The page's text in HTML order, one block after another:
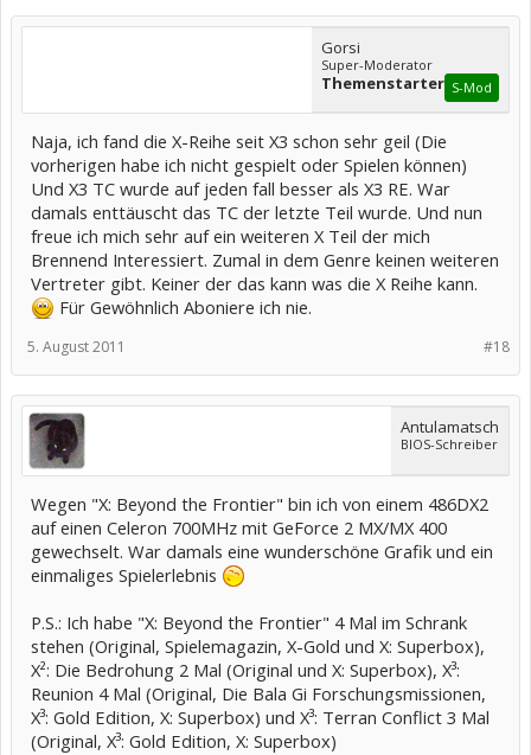
Und das alles ist natürlich nur ein einziges Beispiel. Die gesamte
Ökonomie funktioniert auf diese Weise. Du kannst physisch sehen,
was gerade passiert, und Du kannst mit diesen Modulen
interagieren. Analysiere die Produktion, sabotiere Deine
Konkurrenz oder sieh einfach mal nach, was eine konkurrierende
Gorsi
Super-Moderator
Themenstarter S-Mod
Naja, ich fand die X-Reihe seit X3 schon sehr geil (Die
vorherigen habe ich nicht gespielt oder Spielen können)
Und X3 TC wurde auf jeden fall besser als X3 RE. War
damals enttäuscht das TC der letzte Teil wurde. Und nun
freue ich mich sehr auf ein weiteren X Teil der mich
Brennend Interessiert. Zumal in dem Genre keinen weiteren
Vertreter gibt. Keiner der das kann was die X Reihe kann.
Für Gewöhnlich Aboniere ich nie.
#18
5. August 2011
Antulamatsch
BIOS-Schreiber
Wegen "X: Beyond the Frontier" bin ich von einem 486DX2
auf einen Celeron 700MHz mit GeForce 2 MX/MX 400
gewechselt. War damals eine wunderschöne Grafik und ein
einmaliges Spielerlebnis
P.S.: Ich habe "X: Beyond the Frontier" 4 Mal im Schrank
stehen (Original, Spielemagazin, X-Gold und X: Superbox),
X²: Die Bedrohung 2 Mal (Original und X: Superbox), X³:
Reunion 4 Mal (Original, Die Bala Gi Forschungsmissionen,
X³: Gold Edition, X: Superbox) und X³: Terran Conflict 3 Mal
(Original, X³: Gold Edition, X: Superbox)